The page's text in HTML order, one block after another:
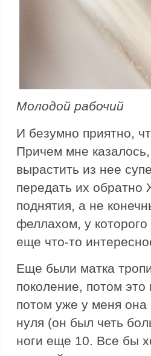
Молодой рабочий
И безумно приятно,
Причем мне
вырастить из нее
передать их
поднятия, а не
феллахом, у которого
еще что-то
Еще были матка
поколение, потом
потом уже у меня она
нуля (он был четь
ноги еще 10. Все бы